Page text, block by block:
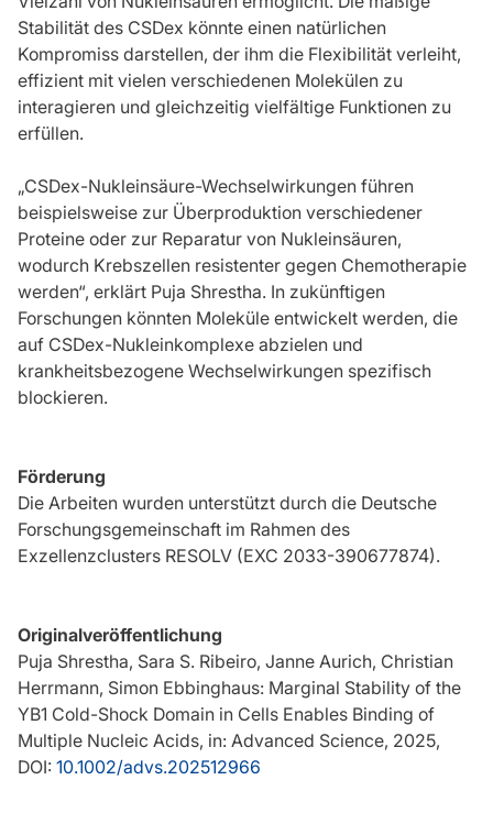
Stabilität des CSDex könnte einen natürlichen
Kompromiss darstellen, der ihm die Flexibilität verleiht,
effizient mit vielen verschiedenen Molekülen zu
interagieren und gleichzeitig vielfältige Funktionen zu
erfüllen.
„CSDex-Nukleinsäure-Wechselwirkungen führen
beispielsweise zur Überproduktion verschiedener
Proteine oder zur Reparatur von Nukleinsäuren,
wodurch Krebszellen resistenter gegen Chemotherapie
werden“, erklärt Puja Shrestha. In zukünftigen
Forschungen könnten Moleküle entwickelt werden, die
auf CSDex-Nukleinkomplexe abzielen und
krankheitsbezogene Wechselwirkungen spezifisch
blockieren.
Förderung
Die Arbeiten wurden unterstützt durch die Deutsche
Forschungsgemeinschaft im Rahmen des
Exzellenzclusters RESOLV (EXC 2033-390677874).
Originalveröffentlichung
Puja Shrestha, Sara S. Ribeiro, Janne Aurich, Christian
Herrmann, Simon Ebbinghaus: Marginal Stability of the
YB1 Cold-Shock Domain in Cells Enables Binding of
Multiple Nucleic Acids, in: Advanced Science, 2025,
DOI: 10.1002/advs.202512966